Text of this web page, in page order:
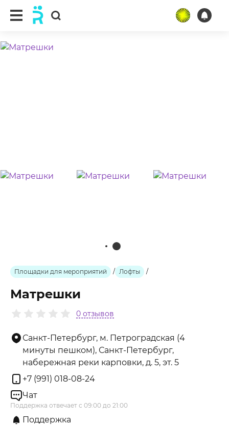
Площадки для мероприятий / Лофты /
Матрешки
0 отзывов
Санкт-Петербург, м. Петроградская (4
минуты пешком), Санкт-Петербург,
набережная реки карповки, д. 5, эт. 5
+7 (991) 018-08-24
Чат
Поддержка отвечает с 09:00 до 21:00
Поддержка